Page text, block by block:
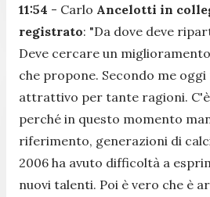
11:54 - Carlo Ancelotti in
registrato: "Da dove deve
Deve cercare un
che propone. Secondo me
attrattivo per tante ragioni.
perché in questo momento
riferimento, generazioni di
2006 ha avuto difficoltà a
nuovi talenti. Poi è vero che è